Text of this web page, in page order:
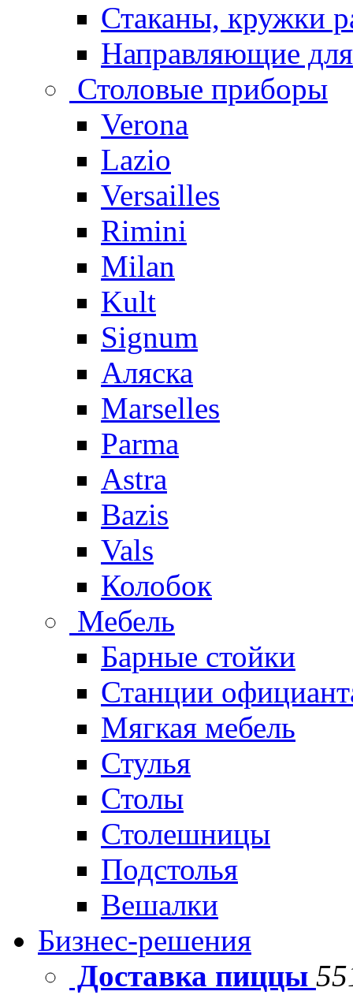
Стаканы, кружки
Направляющие
Столовые приборы
Verona
Lazio
Versailles
Rimini
Milan
Kult
Signum
Аляска
Marselles
Parma
Astra
Bazis
Vals
Колобок
Мебель
Барные стойки
Станции
Мягкая мебель
Стулья
Столы
Столешницы
Подстолья
Вешалки
Бизнес-решения
Доставка пиццы